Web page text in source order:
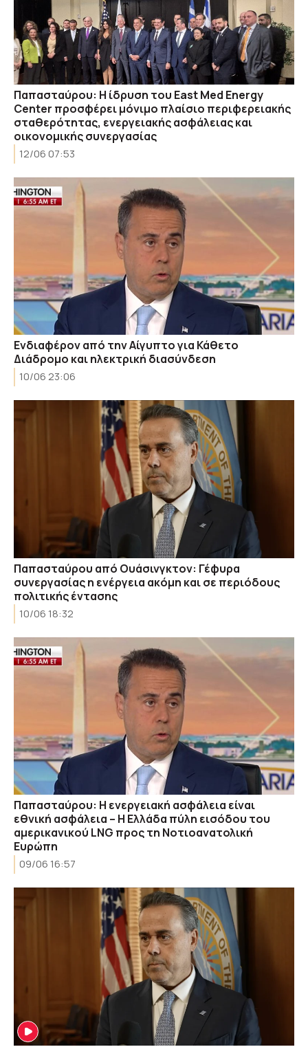
Παπασταύρου: Η ίδρυση του East Med Energy
Center προσφέρει μόνιμο πλαίσιο περιφερειακής
σταθερότητας, ενεργειακής ασφάλειας και
οικονομικής συνεργασίας
12/06 07:53
Ενδιαφέρον από την Αίγυπτο για Κάθετο
Διάδρομο και ηλεκτρική διασύνδεση
10/06 23:06
Παπασταύρου από Ουάσινγκτον: Γέφυρα
συνεργασίας η ενέργεια ακόμη και σε περιόδους
πολιτικής έντασης
10/06 18:32
Παπασταύρου: Η ενεργειακή ασφάλεια είναι
εθνική ασφάλεια – Η Ελλάδα πύλη εισόδου του
αμερικανικού LNG προς τη Νοτιοανατολική
Ευρώπη
09/06 16:57